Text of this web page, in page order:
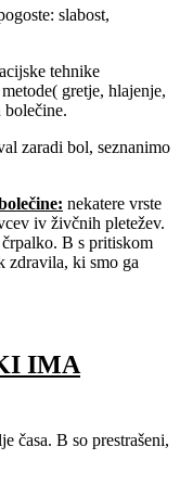
slabost,
tehnike
gretje, hlajenje,
zaradi bol, seznanimo
: nekatere vrste
iv živčnih pletežev.
B s pritiskom
zdravila, ki smo ga
IMA
časa. B so prestrašeni,